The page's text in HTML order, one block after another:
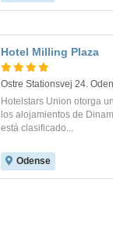
Hotel Milling Plaza
Ostre Stationsvej 24.
Hotelstars Union otorga
los alojamientos de
está clasificado...
Odense